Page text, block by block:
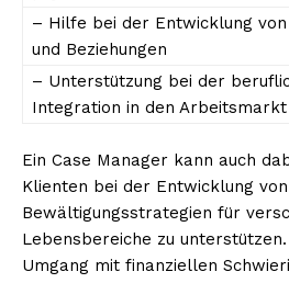
– Hilfe bei der Entwicklung
und Beziehungen
– Unterstützung bei der
Integration in den Arbeitsmarkt
Ein Case Manager kann auch
Klienten bei der Entwicklung von
Bewältigungsstrategien für
Lebensbereiche zu
Umgang mit finanziellen